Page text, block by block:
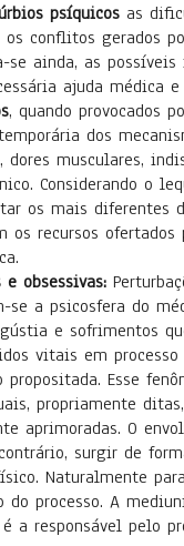
psíquicos as
os conflitos gerados
ainda, as
ajuda médica
, quando provocados
dos
dores musculares,
Considerando o
os mais diferentes
os recursos
obsessivas:
a psicosfera do
e sofrimentos
vitais em
Esse
ditas, os
aprimoradas. O
surgir de
Naturalmente
do processo. A
a responsável pelo